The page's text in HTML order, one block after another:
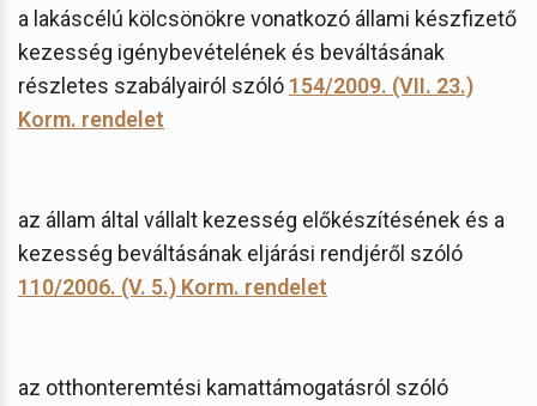
a lakáscélú kölcsönökre vonatkozó állami készfizető
kezesség igénybevételének és beváltásának
részletes szabályairól szóló 154/2009. (VII. 23.)
Korm. rendelet
az állam által vállalt kezesség előkészítésének és a
kezesség beváltásának eljárási rendjéről szóló
110/2006. (V. 5.) Korm. rendelet
az otthonteremtési kamattámogatásról szóló